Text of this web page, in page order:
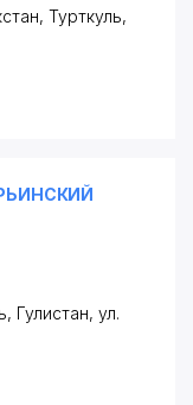
Турткуль,
Гулистан, ул.